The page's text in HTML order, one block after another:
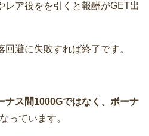
レア役をを引くと報酬がGET出
避に失敗すれば終了です。
ナス間1000Gではなく、ボーナ
っています。